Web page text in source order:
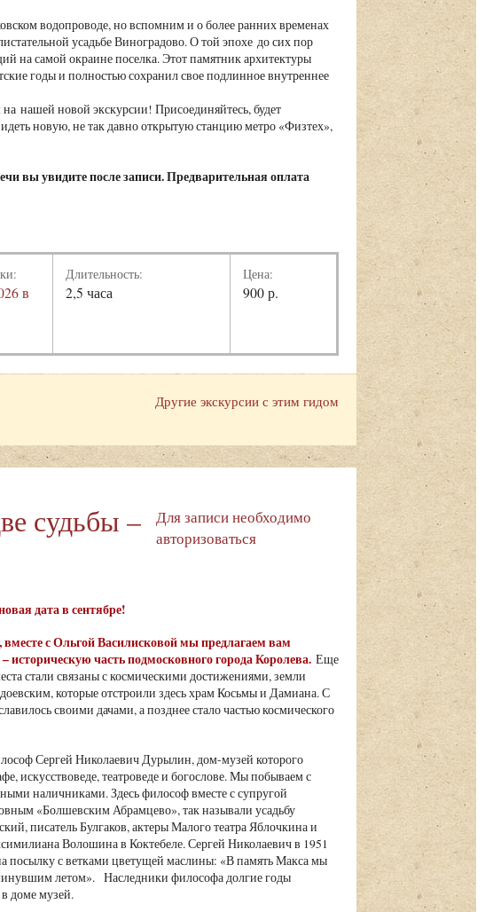
водопроводе, но вспомним и о более ранних временах
усадьбе Виноградово. О той эпохе до сих пор
на самой окраине поселка. Этот памятник архитектуры
годы и полностью сохранил свое подлинное внутреннее
нашей новой экскурсии! Присоединяйтесь, будет
новую, не так давно открытую станцию метро «Физтех»,
вы увидите после записи. Предварительная оплата
в
Длительность:
2,5 часа
Цена:
900 р.
Другие экскурсии с этим гидом
судьбы –
Для записи необходимо
авторизоваться
дата в сентябре!
вместе с Ольгой Василисковой мы предлагаем вам
историческую часть подмосковного города Королева. Еще
стали связаны с космическими достижениями, земли
которые отстроили здесь храм Косьмы и Дамиана. С
своими дачами, а позднее стало частью космического
Сергей Николаевич Дурылин, дом-музей которого
искусствоведе, театроведе и богослове. Мы побываем с
наличниками. Здесь философ вместе с супругой
«Болшевским Абрамцево», так называли усадьбу
писатель Булгаков, актеры Малого театра Яблочкина и
Волошина в Коктебеле. Сергей Николаевич в 1951
с ветками цветущей маслины: «В память Макса мы
летом». Наследники философа долгие годы
доме музей.